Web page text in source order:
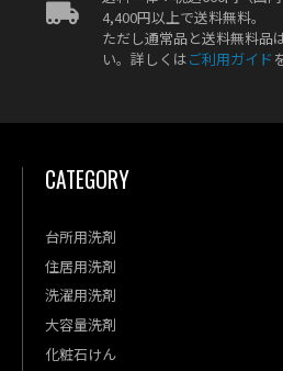
4,400円以上で送料無料。
ただし通常品と送料無料品
い。詳しくはご利用ガイド
CATEGORY
台所用洗剤
住居用洗剤
洗濯用洗剤
大容量洗剤
化粧石けん